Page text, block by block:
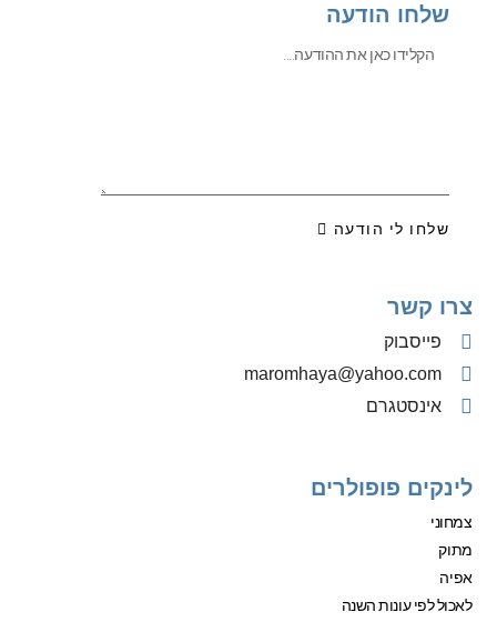
שלחו הודעה
שלחו לי הודעה
צרו קשר
פייסבוק
‫maromhaya@yahoo.com
אינסטגרם
לינקים פופולרים
צמחוני
מתוק
אפיה
לאכול לפי עונות השנה